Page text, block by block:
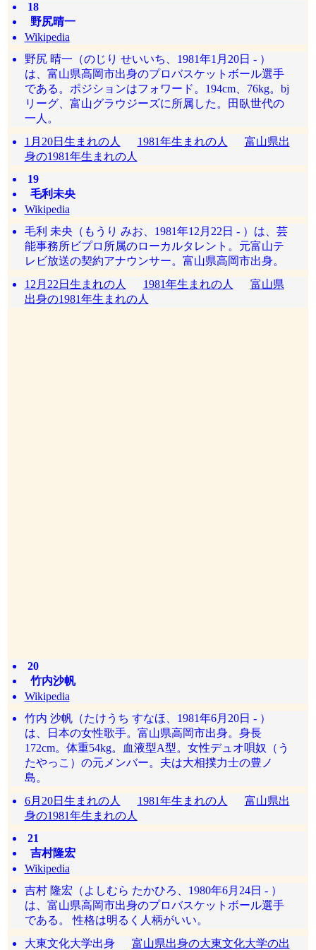
18
野尻晴一
Wikipedia
野尻 晴一（のじり せいいち、1981年1月20日 - ）
は、富山県高岡市出身のプロバスケットボール選手
である。ポジションはフォワード。194cm、76kg。bj
リーグ、富山グラウジーズに所属した。田臥世代の
一人。
1月20日生まれの人
1981年生まれの人
富山県出
身の1981年生まれの人
19
毛利未央
Wikipedia
毛利 未央（もうり みお、1981年12月22日 - ）は、芸
能事務所ビプロ所属のローカルタレント。元富山テ
レビ放送の契約アナウンサー。富山県高岡市出身。
12月22日生まれの人
1981年生まれの人
富山県
出身の1981年生まれの人
20
竹内沙帆
Wikipedia
竹内 沙帆（たけうち すなほ、1981年6月20日 - ）
は、日本の女性歌手。富山県高岡市出身。身長
172cm。体重54kg。血液型A型。女性デュオ唄奴（う
たやっこ）の元メンバー。夫は大相撲力士の豊ノ
島。
6月20日生まれの人
1981年生まれの人
富山県出
身の1981年生まれの人
21
吉村隆宏
Wikipedia
吉村 隆宏（よしむら たかひろ、1980年6月24日 - ）
は、富山県高岡市出身のプロバスケットボール選手
である。 性格は明るく人柄がいい。
大東文化大学出身 富山県出身の大東文化大学の出